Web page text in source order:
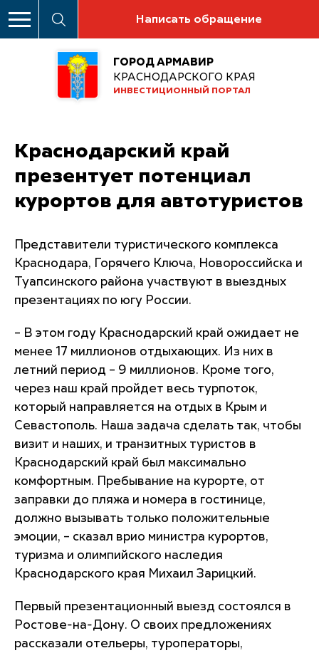
Написать обращение
ГОРОД АРМАВИР
КРАСНОДАРСКОГО КРАЯ
ИНВЕСТИЦИОННЫЙ ПОРТАЛ
Краснодарский край
презентует потенциал
курортов для автотуристов
Представители туристического комплекса
Краснодара, Горячего Ключа, Новороссийска и
Туапсинского района участвуют в выездных
презентациях по югу России.
– В этом году Краснодарский край ожидает не
менее 17 миллионов отдыхающих. Из них в
летний период – 9 миллионов. Кроме того,
через наш край пройдет весь турпоток,
который направляется на отдых в Крым и
Севастополь. Наша задача сделать так, чтобы
визит и наших, и транзитных туристов в
Краснодарский край был максимально
комфортным. Пребывание на курорте, от
заправки до пляжа и номера в гостинице,
должно вызывать только положительные
эмоции, – сказал врио министра курортов,
туризма и олимпийского наследия
Краснодарского края Михаил Зарицкий.
Первый презентационный выезд состоялся в
Ростове-на-Дону. О своих предложениях
рассказали отельеры, туроператоры,